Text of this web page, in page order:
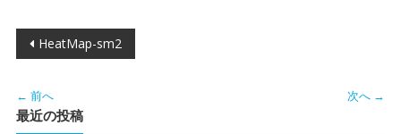
投
ナ
HeatMap-sm2
← 前へ 次へ →
最近の投稿